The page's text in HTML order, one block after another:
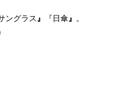
ングラス 』 『日傘 』 。